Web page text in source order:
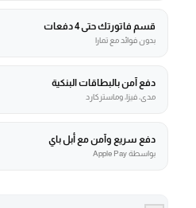
قسم فاتورتك حتى 4 دفعات
بدون فوائد مع تمارا
دفع آمن بالبطاقات البنكية
مدى، فيزا، وماستركارد
دفع سريع وآمن مع أبل باي
بواسطة Apple Pay